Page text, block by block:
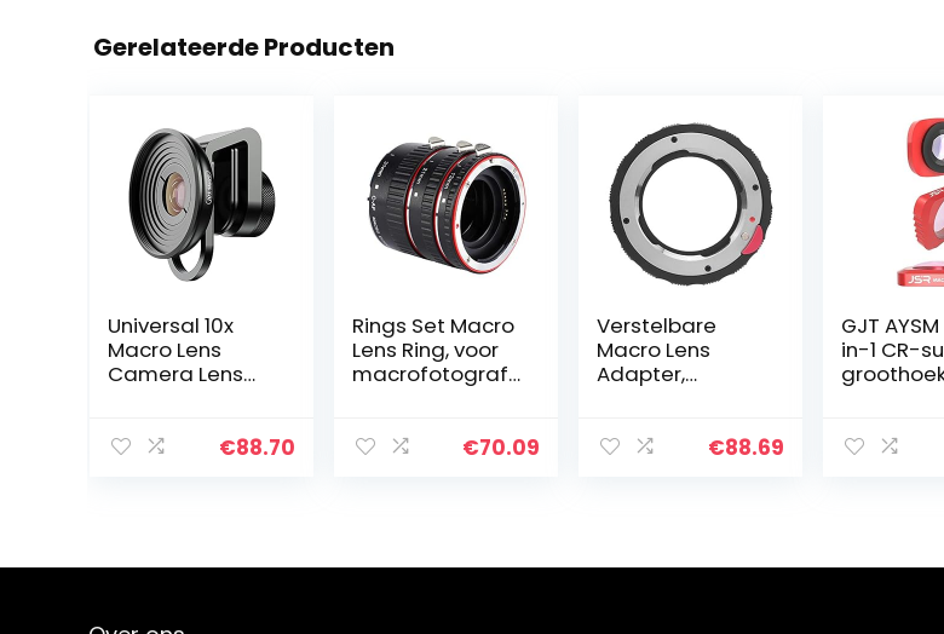
Gerelateerde Producten
Universal 10x
Macro Lens
Camera Lens
Tablet
€88.70
Rings Set Macro
Lens Ring, voor
macrofotografi
€70.09
Verstelbare
Macro Lens
Adapter,
Lens Adapter
€88.69
GJT
in-1 CR-
Set for